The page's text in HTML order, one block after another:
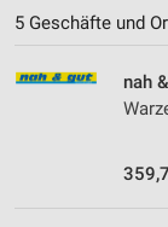
5 Geschäfte und
nah